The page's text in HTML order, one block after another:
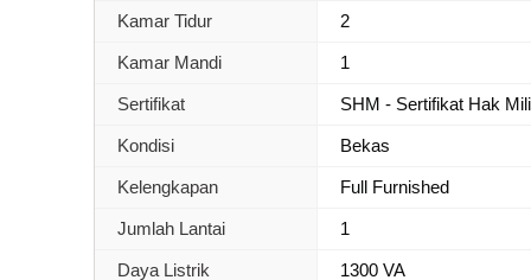
Kamar Tidur 2
Kamar Mandi 1
Sertifikat SHM - Sertifikat Hak
Kondisi Bekas
Kelengkapan Full Furnished
Jumlah Lantai 1
Daya Listrik 1300 VA